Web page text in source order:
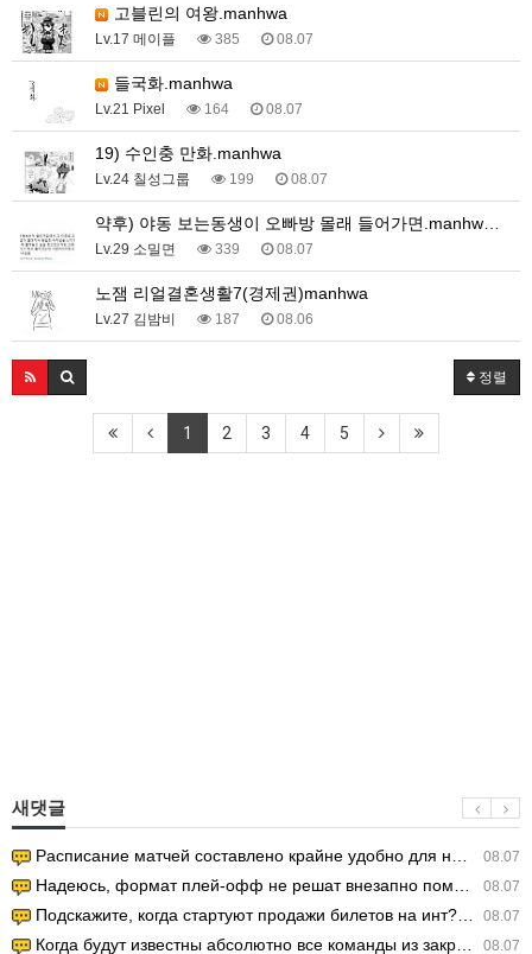
고블린의 여왕.manhwa
Lv.17 메이플 385 08.07
들국화.manhwa
Lv.21 Pixel 164 08.07
19) 수인충 만화.manhwa
Lv.24 칠성그룹 199 08.07
약후) 야동 보는동생이 오빠방 몰래 들어가면.manhw…
Lv.29 소밀면 339 08.07
노잼 리얼결혼생활7(경제권)manhwa
Lv.27 김밤비 187 08.06
정렬
1 2 3 4 5
새댓글
08.07
Расписание матчей составлено крайне удобно для нашего часово…
08.07
Надеюсь, формат плей-офф не решат внезапно поменять. https:/…
08.07
Подскажите, когда стартуют продажи билетов на инт? https://g…
08.07
Когда будут известны абсолютно все команды из закрытых квали…